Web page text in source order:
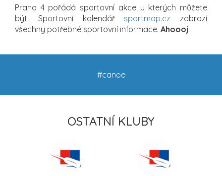
Praha 4 pořádá sportovní akce u kterých můžete
být. Sportovní kalendář sportmap.cz zobrazí
všechny potřebné sportovní informace. Ahoooj.
#canoe
OSTATNÍ KLUBY